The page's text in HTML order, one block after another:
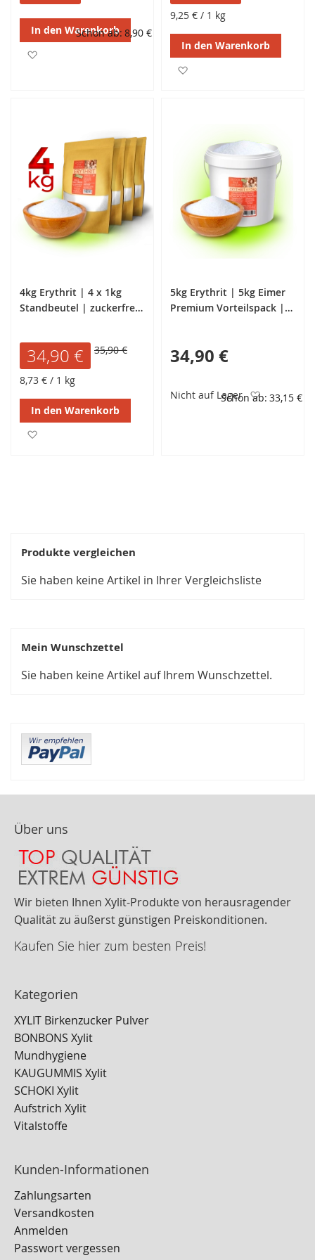
ohne Gentechnik
Schon ab 8,90 €
In den Warenkorb
Gentechnik
9,25 € / 1 kg
In den Warenkorb
4kg Erythrit | 4 x 1kg
Standbeutel | zuckerfreie
von Zucker | ohne
Gentechnik
Sonderangebot
34,90 € Normalpreis
35,90 €
8,73 € / 1 kg
In den Warenkorb
5kg Erythrit | 5kg Eimer
Premium Vorteilspack |
Süßkraft von Zucker |
34,90 €
Schon ab 33,15 €
Nicht auf Lager Zur
Produkte vergleichen
Sie haben keine Artikel in Ihrer Vergleichsliste
Mein Wunschzettel
Sie haben keine Artikel auf Ihrem Wunschzettel.
Über uns
Wir bieten Ihnen Xylit-Produkte von herausragender
Qualität zu äußerst günstigen Preiskonditionen.
Kaufen Sie hier zum besten Preis!
Kategorien
XYLIT Birkenzucker Pulver
BONBONS Xylit
Mundhygiene
KAUGUMMIS Xylit
SCHOKI Xylit
Aufstrich Xylit
Vitalstoffe
Kunden-Informationen
Zahlungsarten
Versandkosten
Anmelden
Passwort vergessen